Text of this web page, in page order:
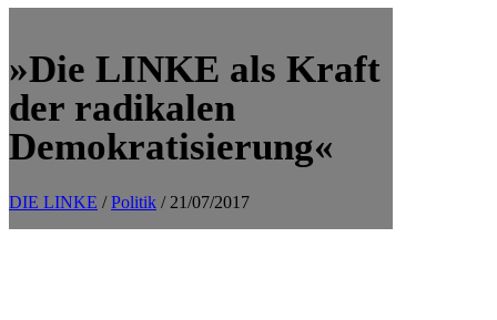
»Die LINKE als Kraft
der radikalen
Demokratisierung«
DIE LINKE /Politik / 21/07/2017